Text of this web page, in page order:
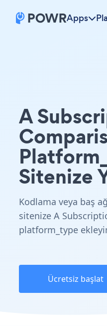
Apps
A
Sitenize
Kodlama veya baş
sitenize A
platform_type
Ücretsiz başlat